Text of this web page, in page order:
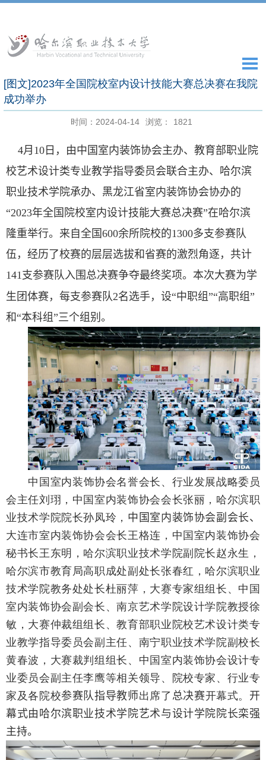
[图文]2023年全国院校室内设计技能大赛总决赛在我院
成功举办
时间：2024-04-14 浏览： 1821
4月 10 日，由中国室内装饰协会主办、教育部职业院
校艺术设计类专业教学指导委员会联合主办、哈尔滨
职业技术学院承办、黑龙江省室内装饰协会协办的
“2023年全国院校室内设计技能大赛总决赛”在哈尔滨
隆重举行。来自全国600余所院校的1300多支参赛队
伍，经历了校赛的层层选拔和省赛的激烈角逐，共计
141支参赛队入围总决赛争夺最终奖项。本次大赛为学
生团体赛，每支参赛队2名选手，设“中职组”“高职组”
和“本科组”三个组别。
中国室内装饰协会名誉会长、行业发展战略委员
会主任刘珝，中国室内装饰协会会长张丽，哈尔滨职
业技术学院院长孙凤玲， 中国室内装饰协会副会长、
大连市室内装饰协会会长王格连，中国室内装饰协会
秘书长王东明，哈尔滨职业技术学院副院长赵永生，
哈尔滨市教育局高职成处副处长张春红，哈尔滨职业
技术学院教务处处长杜丽萍，大赛专家组组长、中国
室内装饰协会副会长、南京艺术学院设计学院教授徐
敏，大赛仲裁组组长、教育部职业院校艺术设计类专
业教学指导委员会副主任、南宁职业技术学院副校长
黄春波，大赛裁判组组长、中国室内装饰协会设计专
业委员会副主任李鹰等相关领导、院校专家、行业专
家及各院校参赛队指导教师出席了 总决赛开幕式。 开
幕式由哈尔滨职业技术学院艺术与设计学院院长栾强
主持。